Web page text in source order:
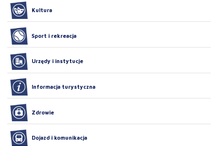
Kultura
Sport i rekreacja
Urzędy i instytucje
Informacja turystyczna
Zdrowie
Dojazd i komunikacja